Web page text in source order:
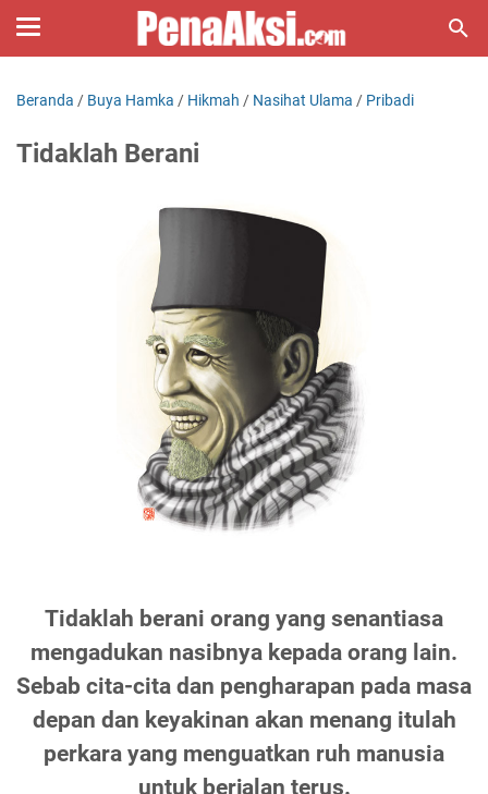
Beranda / Buya Hamka / Hikmah / Nasihat Ulama / Pribadi
Tidaklah Berani
Tidaklah berani orang yang senantiasa
mengadukan nasibnya kepada orang lain.
Sebab cita-cita dan pengharapan pada masa
depan dan keyakinan akan menang itulah
perkara yang menguatkan ruh manusia
untuk berjalan terus.